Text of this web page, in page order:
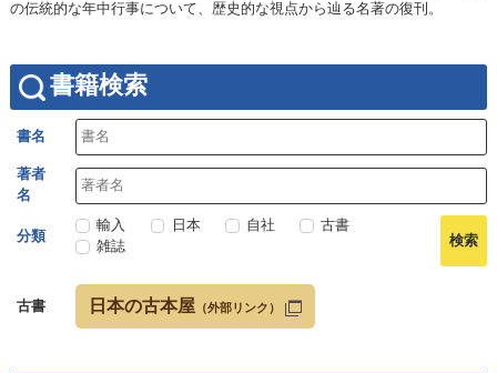
の伝統的な年中行事について、歴史的な視点から辿る名著の復刊。
書籍検索
書名
著者
名
分類
輸入 日本 自社
古書
雑誌
古書 日本の古本屋 （外部リンク）